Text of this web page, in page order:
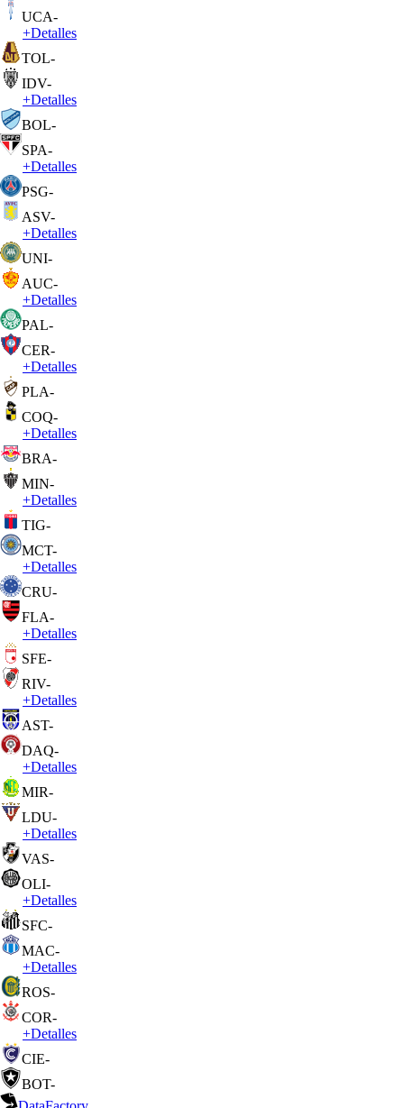
UCA-
+Detalles
TOL-
IDV-
+Detalles
BOL-
SPA-
+Detalles
PSG-
ASV-
+Detalles
UNI-
AUC-
+Detalles
PAL-
CER-
+Detalles
PLA-
COQ-
+Detalles
BRA-
MIN-
+Detalles
TIG-
MCT-
+Detalles
CRU-
FLA-
+Detalles
SFE-
RIV-
+Detalles
AST-
DAQ-
+Detalles
MIR-
LDU-
+Detalles
VAS-
OLI-
+Detalles
SFC-
MAC-
+Detalles
ROS-
COR-
+Detalles
CIE-
BOT-